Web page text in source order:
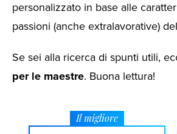
personalizzato in base alle
passioni (anche extralavorative)
Se sei alla ricerca di spunti utili,
per le maestre. Buona lettura!
Il migliore